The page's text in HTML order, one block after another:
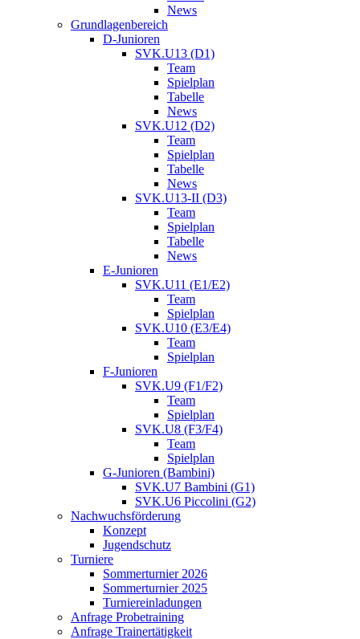
News
Grundlagenbereich
D-Junioren
SVK.U13 (D1)
Team
Spielplan
Tabelle
News
SVK.U12 (D2)
Team
Spielplan
Tabelle
News
SVK.U13-II (D3)
Team
Spielplan
Tabelle
News
E-Junioren
SVK.U11 (E1/E2)
Team
Spielplan
SVK.U10 (E3/E4)
Team
Spielplan
F-Junioren
SVK.U9 (F1/F2)
Team
Spielplan
SVK.U8 (F3/F4)
Team
Spielplan
G-Junioren (Bambini)
SVK.U7 Bambini (G1)
SVK.U6 Piccolini (G2)
Nachwuchsförderung
Konzept
Jugendschutz
Turniere
Sommerturnier 2026
Sommerturnier 2025
Turniereinladungen
Anfrage Probetraining
Anfrage Trainertätigkeit